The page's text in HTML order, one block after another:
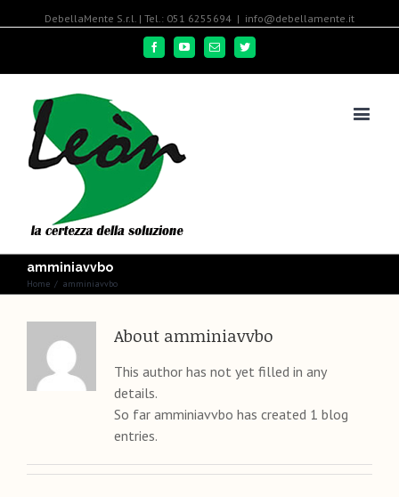
DebellaMente S.r.l. | Tel.: 051 6255694 | info@debellamente.it
FacebookYoutubeEmail Twitter
amminiavvbo
Home / amminiavvbo
About amminiavvbo
This author has not yet filled in any
details.
So far amminiavvbo has created 1 blog
entries.